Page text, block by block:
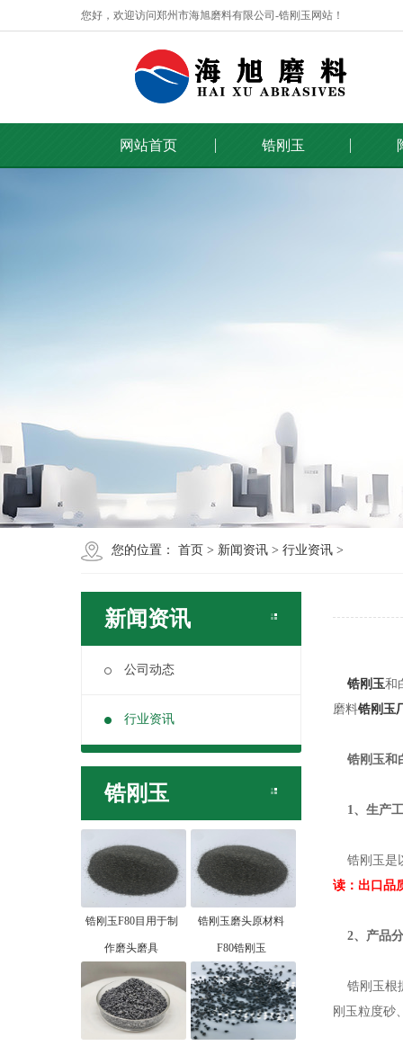
您好，欢迎访问郑州市海旭磨料有限公司-锆刚玉网站！
网站首页 锆刚玉
您的位置： 首页 > 新闻资讯 > 行业资讯 >
新闻资讯
公司动态
行业资讯
锆刚玉
锆刚玉F80目用于制
作磨头磨具
锆刚玉磨头原材料
F80锆刚玉
锆刚玉和
磨料锆刚玉
锆刚玉和
1、生产
锆刚玉是
读： 出口品
2、产品
锆刚玉根
刚玉粒度砂